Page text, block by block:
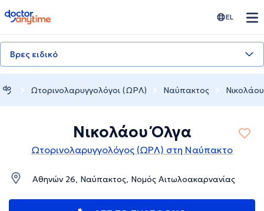
doctoranytime EL
Βρες ειδικό
Ωτορινολαρυγγολόγοι (ΩΡΛ) Ναύπακτος
Νικολάου Όλγα
Ωτορινολαρυγγολόγος (ΩΡΛ) στη Ναύπακτο
Αθηνών 26, Ναύπακτος, Νομός Αιτωλοακαρνανίας